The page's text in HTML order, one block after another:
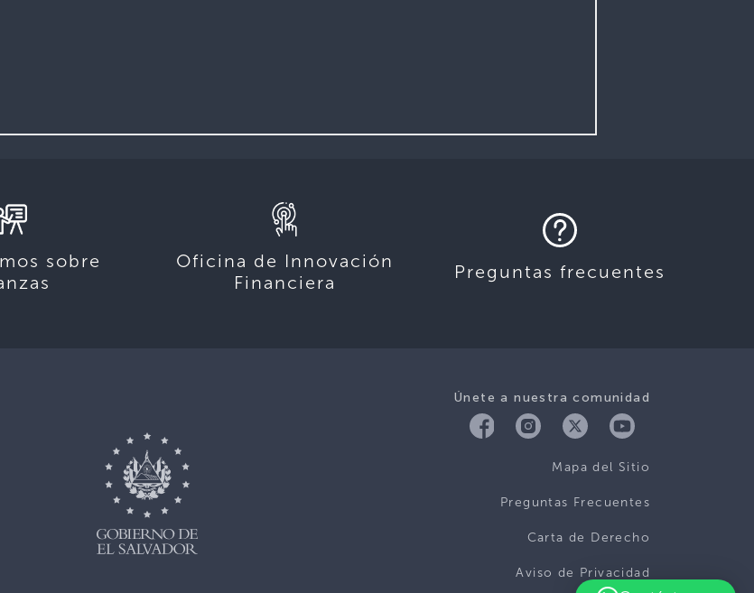
sobre
Oficina de Innovación
Financiera
Preguntas frecuentes
Únete a nuestra comunidad
Mapa del Sitio
Preguntas Frecuentes
Carta de Derecho
Aviso de Privacidad